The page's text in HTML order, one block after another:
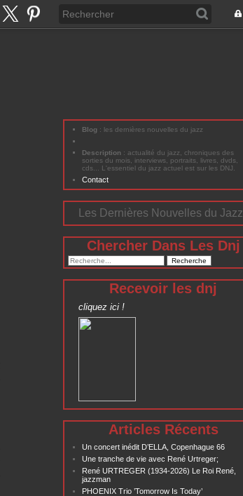
Blog : les dernières nouvelles du jazz
Description : actualité du jazz, chroniques des
sorties du mois, interviews, portraits, livres, dvds,
cds... L'essentiel du jazz actuel est sur les DNJ.
Contact
Les Dernières Nouvelles du Jazz
Chercher Dans Les Dnj
Recevoir les dnj
cliquez ici !
Articles Récents
Un concert inédit D’ELLA, Copenhague 66
Une tranche de vie avec René Urtreger;
René URTREGER (1934-2026) Le Roi René,
jazzman
PHOENIX Trio ’Tomorrow Is Today’